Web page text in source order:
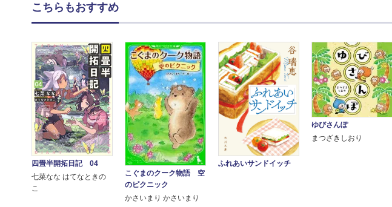
こちらもおすすめ
四畳半開拓日記 04
七菜なな はてなときの
こ
こぐまのクーク物語 空
のピクニック
かさいまり かさいまり
ふれあいサンドイッチ
ゆびさんぽ
まつざきしおり